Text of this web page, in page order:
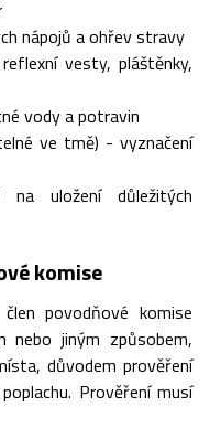
nápojů a ohřev stravy
vesty, pláštěnky,
vody a potravin
ve tmě) - vyznačení
uložení důležitých
komise
povodňové komise
nebo jiným způsobem,
důvodem prověření
Prověření musí